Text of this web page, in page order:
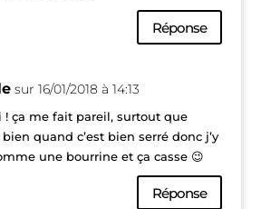
Réponse
sur 16/01/2018 à 14:13
! ça me fait pareil, surtout que
bien quand c’est bien serré donc j’y
une bourrine et ça casse 😉
Réponse